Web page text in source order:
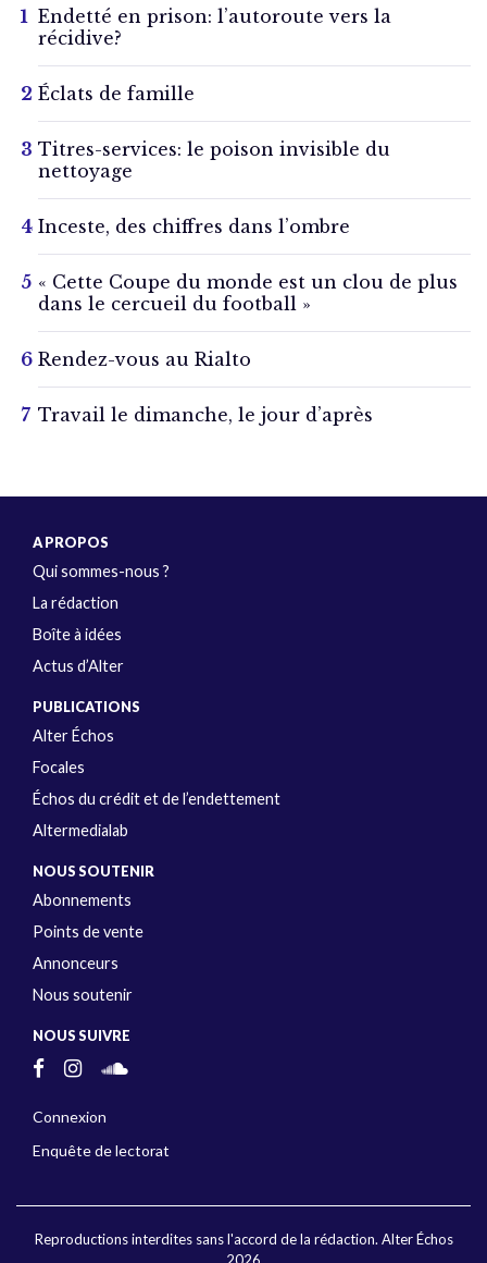
Endetté en prison: l’autoroute vers la
récidive?
Éclats de famille
Titres-services: le poison invisible du
nettoyage
Inceste, des chiffres dans l’ombre
« Cette Coupe du monde est un clou de plus
dans le cercueil du football »
Rendez-vous au Rialto
Travail le dimanche, le jour d’après
A PROPOS
Qui sommes-nous ?
La rédaction
Boîte à idées
Actus d’Alter
PUBLICATIONS
Alter Échos
Focales
Échos du crédit et de l’endettement
Altermedialab
NOUS SOUTENIR
Abonnements
Points de vente
Annonceurs
Nous soutenir
NOUS SUIVRE
Connexion
Enquête de lectorat
Reproductions interdites sans l'accord de la rédaction. Alter Échos